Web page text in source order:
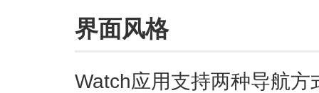
界面风格
Watch应用支持两种导航方